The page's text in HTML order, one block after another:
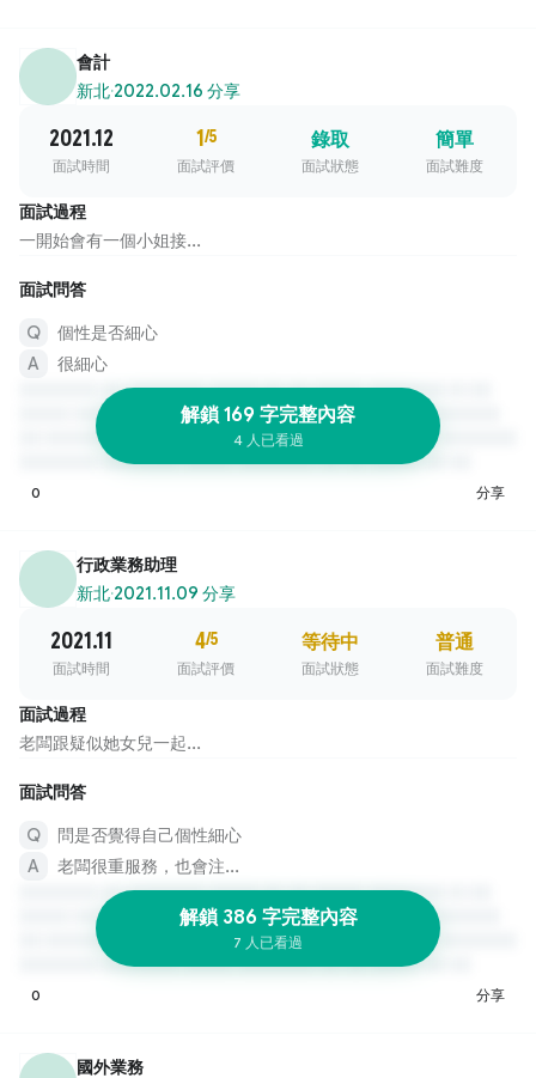
會計
新北·2022.02.16 分享
2021.12
面試時間
1/5
面試評價
錄取
面試狀態
簡單
面試難度
面試過程
一開始會有一個小姐接...
面試問答
個性是否細心
很細心
解鎖 169 字完整內容
4 人已看過
0 分享
行政業務助理
新北·2021.11.09 分享
2021.11
面試時間
4/5
面試評價
等待中
面試狀態
普通
面試難度
面試過程
老闆跟疑似她女兒一起...
面試問答
問是否覺得自己個性細心
老闆很重服務，也會注...
解鎖 386 字完整內容
7 人已看過
0 分享
國外業務